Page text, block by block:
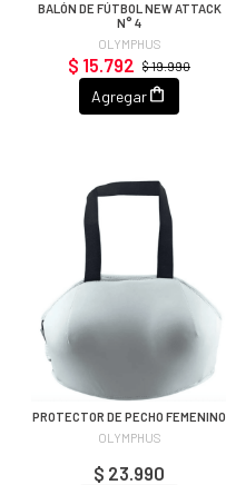
BALÓN DE FÚTBOL NEW ATTACK
N° 4
OLYMPHUS
$ 19.990
$ 15.792
Agregar
PROTECTOR DE PECHO FEMENINO
OLYMPHUS
$ 23.990